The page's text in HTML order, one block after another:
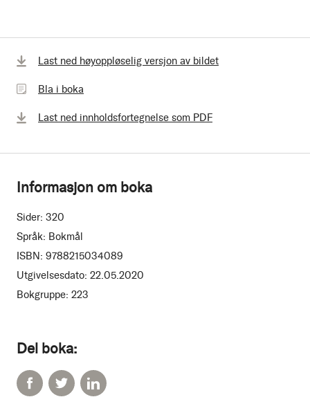
Del boka:
Last ned høyoppløselig versjon av bildet
Bla
bokaBla i boka
Last ned innholdsfortegnelse som PDF
Informasjon om boka
Sider: 320
Språk: Bokmål
ISBN: 9788215034089
Utgivelsesdato: 22.05.2020
Bokgruppe: 223